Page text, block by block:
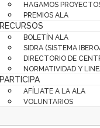
HAGAMOS
PREMIOS ALA
RECURSOS
BOLETÍN ALA
SIDRA (SISTEMA
DIRECTORIO DE
NORMATIVIDAD Y
PARTICIPA
AFÍLIATE A LA ALA
VOLUNTARIOS